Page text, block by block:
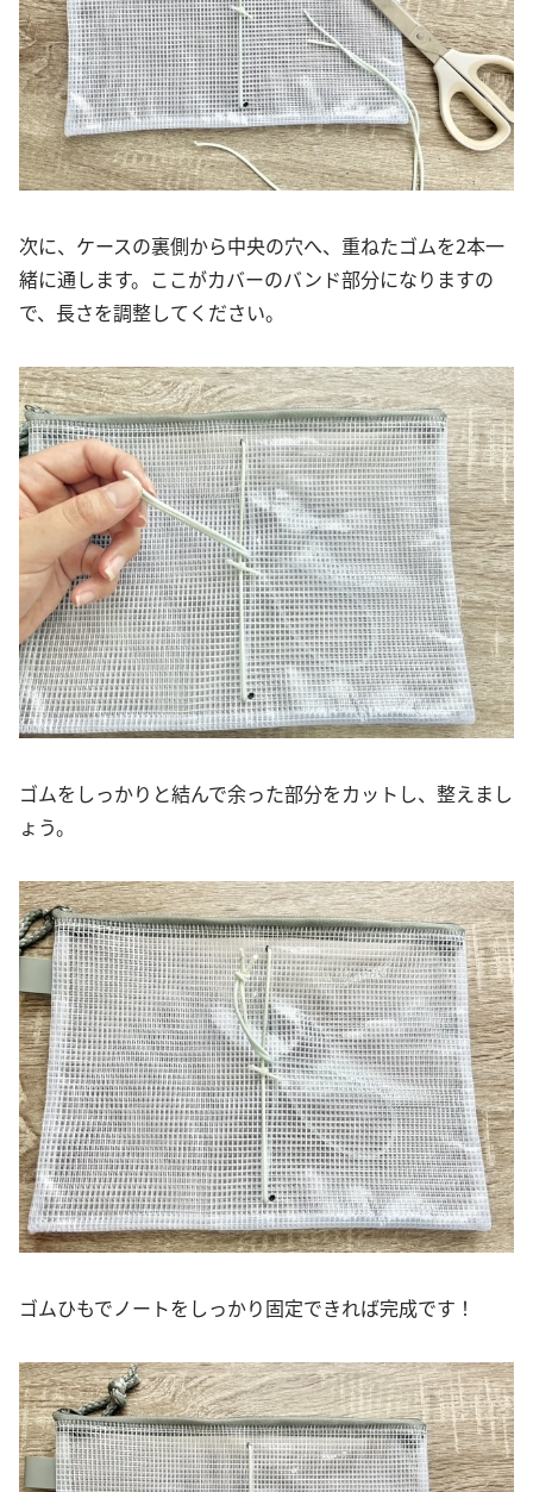
次に、ケースの裏側から中央の穴へ、重ねたゴムを2本一
緒に通します。ここがカバーのバンド部分になりますの
で、長さを調整してください。
ゴムをしっかりと結んで余った部分をカットし、整えまし
ょう。
ゴムひもでノートをしっかり固定できれば完成です！